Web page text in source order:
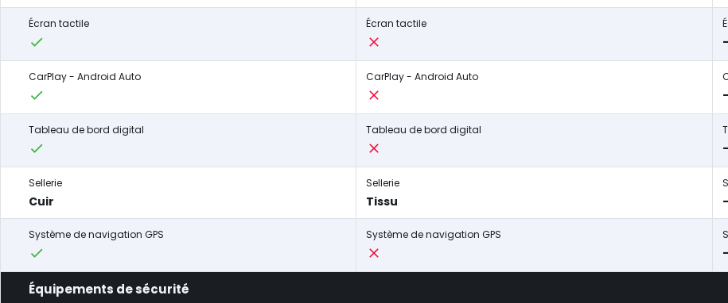
Écran tactile Écran tactile
-
CarPlay - Android Auto CarPlay - Android Auto
-
Tableau de bord digital Tableau de bord digital
-
Sellerie
Cuir
Sellerie
Tissu -
Système de navigation GPS Système de navigation GPS
-
Équipements de sécurité